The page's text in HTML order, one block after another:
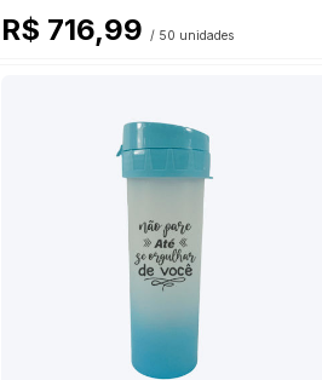
R$ 716,99 / 50 unidades